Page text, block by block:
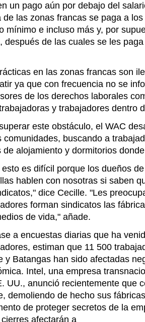
un pago aún por debajo del
de las zonas francas se paga a
mínimo e incluso más y, por
después de las cuales se les
en las zonas francas son
ya que con frecuencia no se
de los derechos laborales
y trabajadores dentro
este obstáculo, el WAC
comunidades, buscando a
de alojamiento y dormitorios
esto es difícil porque los dueños
hablen con nosotras si saben
dice Cecille. "Les
forman sindicatos las
de vida," añade.
a encuestas diarias que ha
estiman que 11 500
y Batangas han sido afectadas
Intel, una empresa
UU., anunció recientemente que
demoliendo de hecho sus
de proteger secretos de la
afectarán a